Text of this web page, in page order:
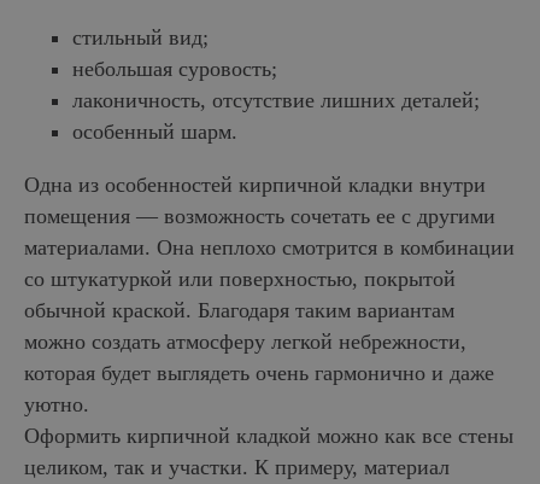
стильный вид;
небольшая суровость;
лаконичность, отсутствие лишних деталей;
особенный шарм.
Одна из особенностей кирпичной кладки внутри
помещения — возможность сочетать ее с другими
материалами. Она неплохо смотрится в комбинации
со штукатуркой или поверхностью, покрытой
обычной краской. Благодаря таким вариантам
можно создать атмосферу легкой небрежности,
которая будет выглядеть очень гармонично и даже
уютно.
Оформить кирпичной кладкой можно как все стены
целиком, так и участки. К примеру, материал